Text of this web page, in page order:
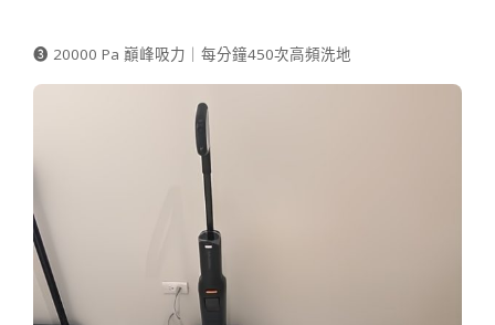
➌ 20000 Pa 巔峰吸力｜每分鐘450次高頻洗地